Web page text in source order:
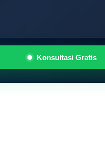
Konsultasi Gratis